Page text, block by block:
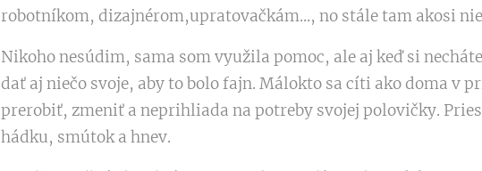
robotníkom, dizajnérom,upratovačkám..., no stále tam akosi
Nikoho nesúdim, sama som využila pomoc, ale aj keď si
dať aj niečo svoje, aby to bolo fajn. Málokto sa cíti ako doma v
prerobiť, zmeniť a neprihliada na potreby svojej polovičky.
hádku, smútok a hnev.